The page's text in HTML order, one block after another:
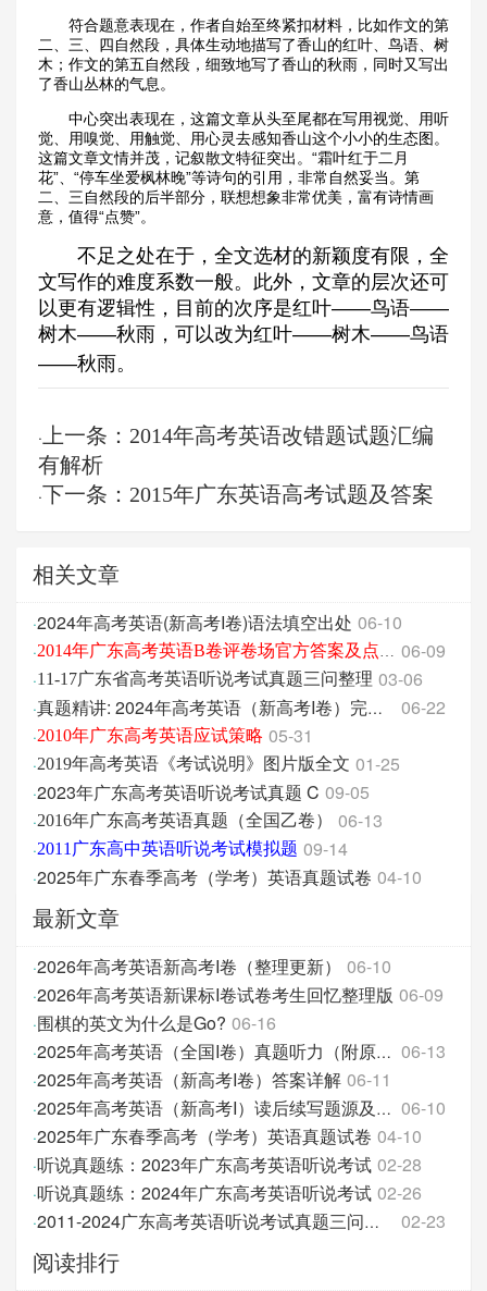
符合题意表现在，作者自始至终紧扣材料，比如作文的第
二、三、四自然段，具体生动地描写了香山的红叶、鸟语、树
木；作文的第五自然段，细致地写了香山的秋雨，同时又写出
了香山丛林的气息。
中心突出表现在，这篇文章从头至尾都在写用视觉、用听
觉、用嗅觉、用触觉、用心灵去感知香山这个小小的生态图。
这篇文章文情并茂，记叙散文特征突出。“霜叶红于二月
花”、“停车坐爱枫林晚”等诗句的引用，非常自然妥当。第
二、三自然段的后半部分，联想想象非常优美，富有诗情画
意，值得“点赞”。
不足之处在于，全文选材的新颖度有限，全
文写作的难度系数一般。此外，文章的层次还可
以更有逻辑性，目前的次序是红叶——鸟语——
树木——秋雨，可以改为红叶——树木——鸟语
——秋雨。
· 上一条：2014年高考英语改错题试题汇编
有解析
·下一条：2015年广东英语高考试题及答案
相关文章
·2024年高考英语(新高考I卷)语法填空出处 06-10
· 2014年广东高考英语B卷评卷场官方答案及点评 06-09
·11-17广东省高考英语听说考试真题三问整理 03-06
· 真题精讲: 2024年高考英语（新高考I卷）完形填空 全文翻译 06-22
·2010年广东高考英语应试策略 05-31
·2019年高考英语《考试说明》图片版全文 01-25
·2023年广东高考英语听说考试真题 C 09-05
·2016年广东高考英语真题（全国乙卷） 06-13
·2011广东高中英语听说考试模拟题 09-14
·2025年广东春季高考（学考）英语真题试卷 04-10
最新文章
·2026年高考英语新高考I卷（整理更新） 06-10
·2026年高考英语新课标I卷试卷考生回忆整理版 06-09
·围棋的英文为什么是Go? 06-16
· 2025年高考英语（全国I卷）真题听力（附原文和答案分 06-13
·2025年高考英语（新高考I卷）答案详解 06-11
· 2025年高考英语（新高考I）读后续写题源及翻译 06-10
·2025年广东春季高考（学考）英语真题试卷 04-10
·听说真题练：2023年广东高考英语听说考试 02-28
·听说真题练：2024年广东高考英语听说考试 02-26
· 2011-2024广东高考英语听说考试真题三问汇总 02-23
阅读排行